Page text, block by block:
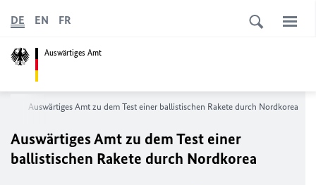
Auswärtiges Amt
DE EN FR
Auswärtiges Amt zu dem Test einer ballistischen Rakete durch Nordkorea
Auswärtiges Amt zu dem Test einer
ballistischen Rakete durch Nordkorea